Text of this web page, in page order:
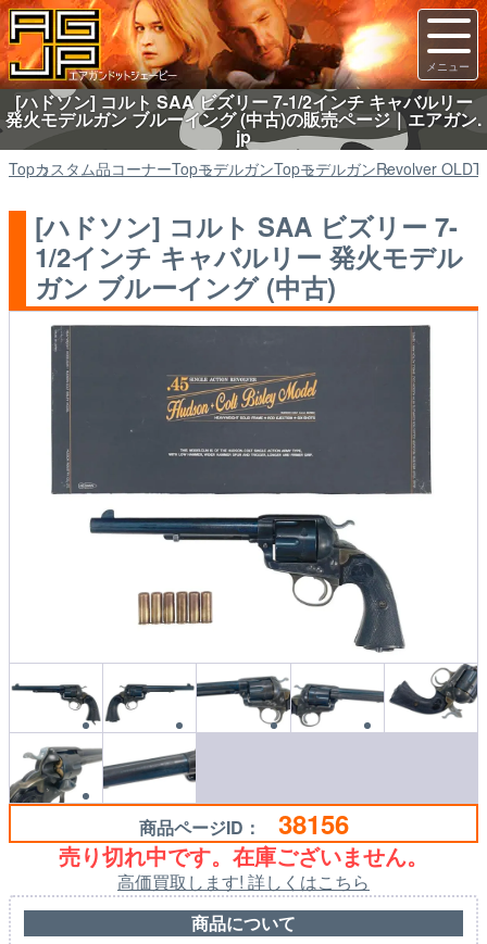
[ハドソン] コルト SAA ビズリー 7-1/2インチ キャバルリー
発火モデルガン ブルーイング (中古)の販売ページ｜エアガン.
jp
Topカスタム品コーナーTopモデルガンTopモデルガンRevolver OLD
[ハドソン] コルト SAA ビズリー 7-
1/2インチ キャバルリー 発火モデル
ガン ブルーイング (中古)
商品ページID： 38156
売り切れ中です。在庫ございません。
高価買取します! 詳しくはこちら
商品について